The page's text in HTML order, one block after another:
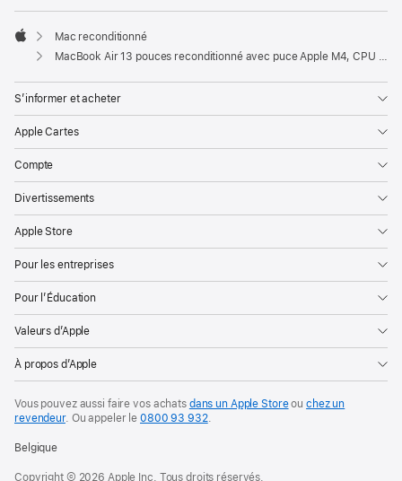
Apple
Mac reconditionné
MacBook Air 13 pouces reconditionné avec puce Apple M4, CPU 10 cœurs et GPU 10 cœurs – Lumière stellaire
S’informer et acheter
Apple Cartes
Compte
Divertissements
Apple Store
Pour les entreprises
Pour l’Éducation
Valeurs d’Apple
À propos d’Apple
Vous pouvez aussi faire vos achats dans un Apple Storeouchez un
revendeur. Ouappeler le0800 93 932.
Belgique
Copyright © 2026 Apple Inc. Tous droits réservés.